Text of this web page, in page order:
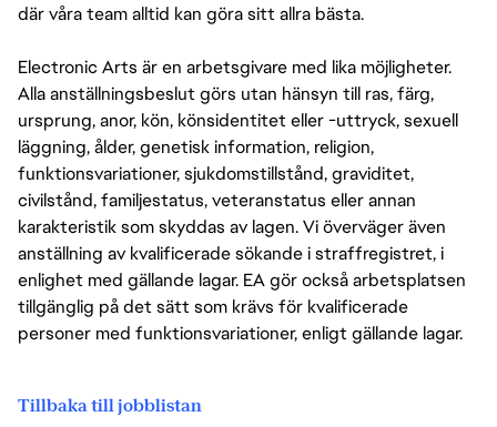
där våra team alltid kan göra sitt allra bästa.
Electronic Arts är en arbetsgivare med lika möjligheter.
Alla anställningsbeslut görs utan hänsyn till ras, färg,
ursprung, anor, kön, könsidentitet eller -uttryck, sexuell
läggning, ålder, genetisk information, religion,
funktionsvariationer, sjukdomstillstånd, graviditet,
civilstånd, familjestatus, veteranstatus eller annan
karakteristik som skyddas av lagen. Vi överväger även
anställning av kvalificerade sökande i straffregistret, i
enlighet med gällande lagar. EA gör också arbetsplatsen
tillgänglig på det sätt som krävs för kvalificerade
personer med funktionsvariationer, enligt gällande lagar.
Tillbaka till jobblistan